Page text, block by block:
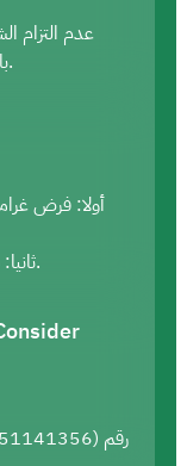
عدم التزام
بالمخالفة لنظام الاتصالات وتقنية المعلومات.
أولا: فرض
ثانيا: نشر هذه العقوبة في الموقع الإلكتروني للهيئة.
رقم (451141356/ق/1445هـ) وتاريخ (07/12/1445هـ)